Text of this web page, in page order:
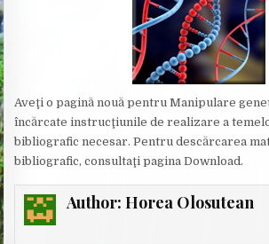
A
T
E
:
Aveţi o pagină nouă pentru Manipulare
încărcate instrucţiunile de realizare a
bibliografic necesar. Pentru descărcarea
bibliografic, consultaţi pagina Download.
Author: Horea Olosutean